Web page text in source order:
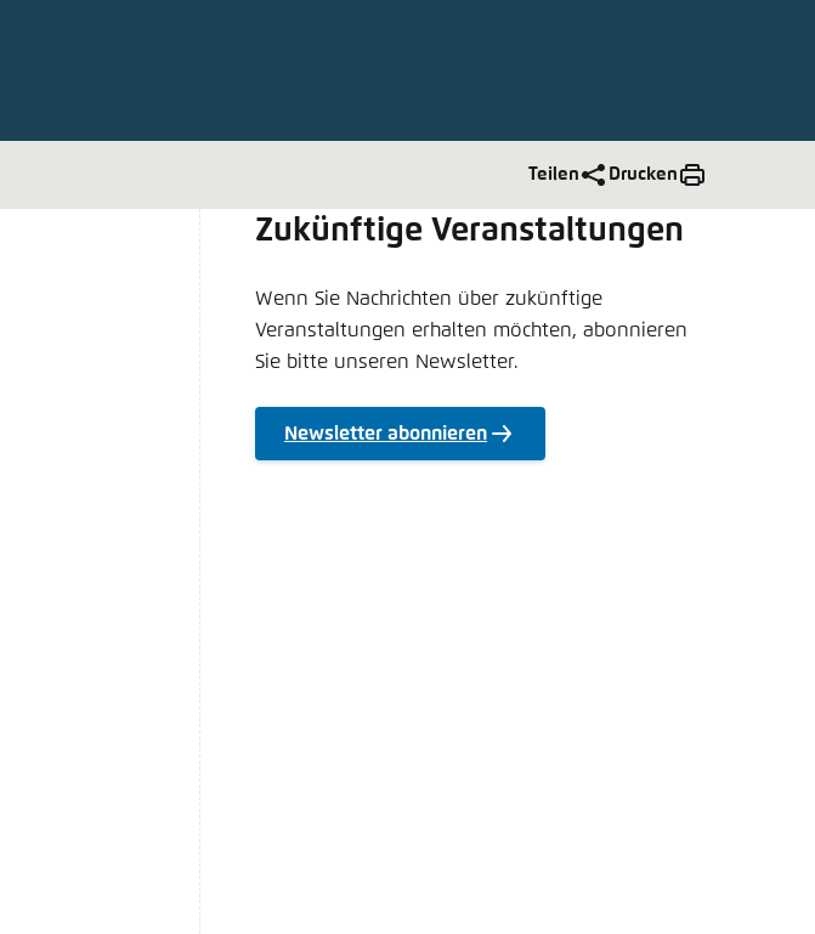
Teilen Drucken
Zukünftige Veranstaltungen
Wenn Sie Nachrichten über zukünftige
Veranstaltungen erhalten möchten, abonnieren
Sie bitte unseren Newsletter.
Newsletter abonnieren